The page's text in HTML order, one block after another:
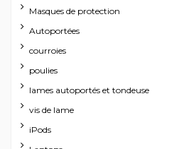
Masques de protection
Autoportées
courroies
poulies
lames autoportés et tondeuse
vis de lame
iPods